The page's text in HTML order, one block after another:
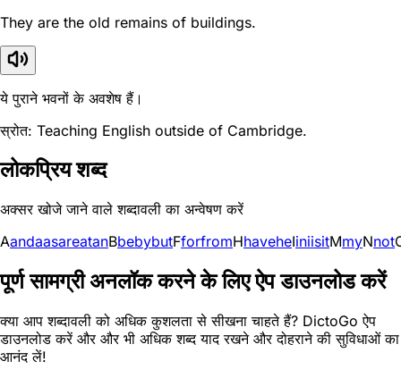
They are the old remains of buildings.
ये पुराने भवनों के अवशेष हैं।
स्रोत: Teaching English outside of Cambridge.
लोकप्रिय शब्द
अक्सर खोजे जाने वाले शब्दावली का अन्वेषण करें
AandaasareatanBbebybutFforfromHhaveheIiniisitMmyNnot
पूर्ण सामग्री अनलॉक करने के लिए ऐप डाउनलोड करें
क्या आप शब्दावली को अधिक कुशलता से सीखना चाहते हैं? DictoGo ऐप
डाउनलोड करें और और भी अधिक शब्द याद रखने और दोहराने की सुविधाओं का
आनंद लें!